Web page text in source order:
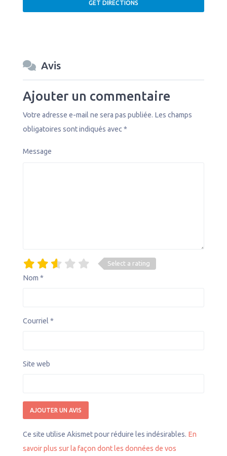
Avis
Ajouter un commentaire
Votre adresse e-mail ne sera pas publiée. Les champs
obligatoires sont indiqués avec *
Message
Select a rating
Nom *
Courriel *
Site web
Ce site utilise Akismet pour réduire les indésirables. En
savoir plus sur la façon dont les données de vos